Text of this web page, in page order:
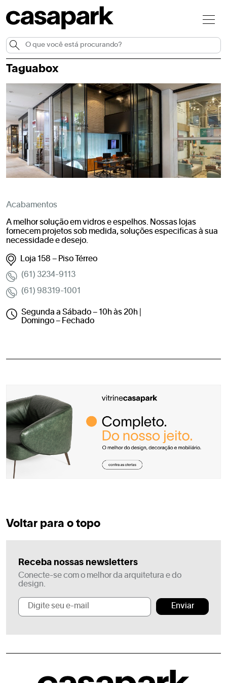
Taguabox
Acabamentos
A melhor solução em vidros e espelhos. Nossas lojas
fornecem projetos sob medida, soluções especificas à sua
necessidade e desejo.
Loja 158 – Piso Térreo
(61) 3234-9113
(61) 98319-1001
Segunda a Sábado – 10h às 20h |
Domingo – Fechado
Voltar para o topo
Receba nossas newsletters
Conecte-se com o melhor da arquitetura e do
design.
Enviar